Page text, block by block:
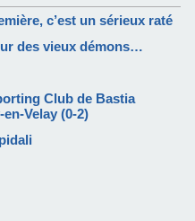
c’est un sérieux raté
des vieux démons…
Club de Bastia
Velay (0-2)